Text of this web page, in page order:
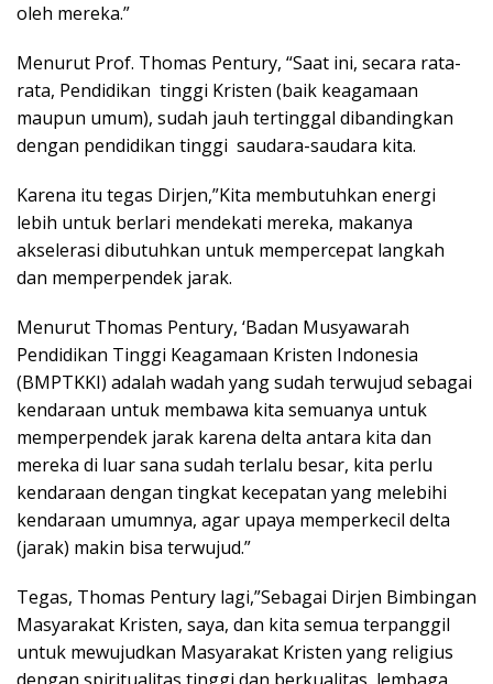
oleh mereka.”
Menurut Prof. Thomas Pentury, “Saat ini, secara rata-
rata, Pendidikan tinggi Kristen (baik keagamaan
maupun umum), sudah jauh tertinggal dibandingkan
dengan pendidikan tinggi saudara-saudara kita.
Karena itu tegas Dirjen,”Kita membutuhkan energi
lebih untuk berlari mendekati mereka, makanya
akselerasi dibutuhkan untuk mempercepat langkah
dan memperpendek jarak.
Menurut Thomas Pentury, ‘Badan Musyawarah
Pendidikan Tinggi Keagamaan Kristen Indonesia
(BMPTKKI) adalah wadah yang sudah terwujud sebagai
kendaraan untuk membawa kita semuanya untuk
memperpendek jarak karena delta antara kita dan
mereka di luar sana sudah terlalu besar, kita perlu
kendaraan dengan tingkat kecepatan yang melebihi
kendaraan umumnya, agar upaya memperkecil delta
(jarak) makin bisa terwujud.”
Tegas, Thomas Pentury lagi,”Sebagai Dirjen Bimbingan
Masyarakat Kristen, saya, dan kita semua terpanggil
untuk mewujudkan Masyarakat Kristen yang religius
dengan spiritualitas tinggi dan berkualitas, lembaga